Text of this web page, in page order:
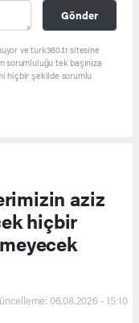
Gönder
ve turk360.tr sitesine
sorumluluğu tek başınıza
hiçbir şekilde sorumlu
aziz
hiçbir
06.08.2026 - 15:10